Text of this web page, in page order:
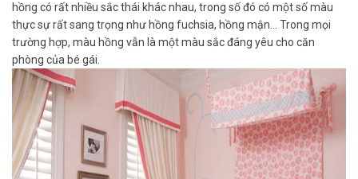
hồng có rất nhiều sắc thái khác nhau, trong số đó có một số màu
thực sự rất sang trọng như hồng fuchsia, hồng mận… Trong mọi
trường hợp, màu hồng vẫn là một màu sắc đáng yêu cho căn
phòng của bé gái.